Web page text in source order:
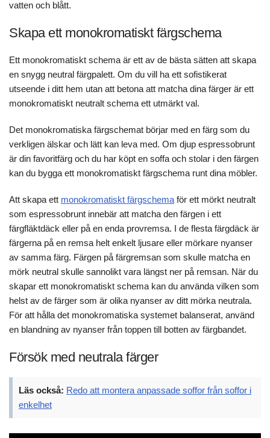
vatten och blått.
Skapa ett monokromatiskt färgschema
Ett monokromatiskt schema är ett av de bästa sätten att skapa
en snygg neutral färgpalett. Om du vill ha ett sofistikerat
utseende i ditt hem utan att betona att matcha dina färger är ett
monokromatiskt neutralt schema ett utmärkt val.
Det monokromatiska färgschemat börjar med en färg som du
verkligen älskar och lätt kan leva med. Om djup espressobrunt
är din favoritfärg och du har köpt en soffa och stolar i den färgen
kan du bygga ett monokromatiskt färgschema runt dina möbler.
Att skapa ett monokromatiskt färgschema för ett mörkt neutralt
som espressobrunt innebär att matcha den färgen i ett
färgfläktdäck eller på en enda provremsa. I de flesta färgdäck är
färgerna på en remsa helt enkelt ljusare eller mörkare nyanser
av samma färg. Färgen på färgremsan som skulle matcha en
mörk neutral skulle sannolikt vara längst ner på remsan. När du
skapar ett monokromatiskt schema kan du använda vilken som
helst av de färger som är olika nyanser av ditt mörka neutrala.
För att hålla det monokromatiska systemet balanserat, använd
en blandning av nyanser från toppen till botten av färgbandet.
Försök med neutrala färger
Läs också: Redo att montera anpassade soffor från soffor i
enkelhet